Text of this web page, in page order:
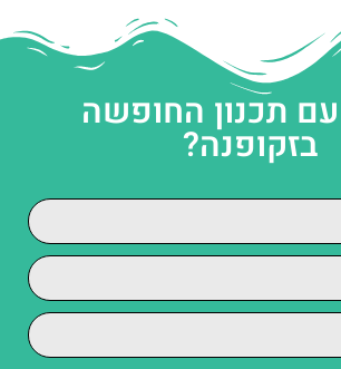
תכנון החופשה
בזקופנה?